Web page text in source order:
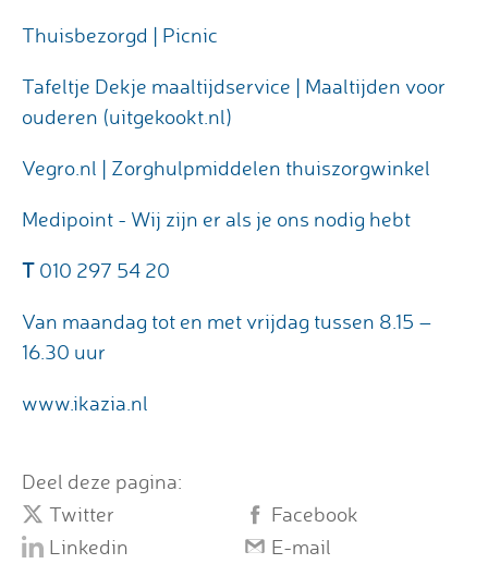
Thuisbezorgd | Picnic
Tafeltje Dekje maaltijdservice | Maaltijden voor
ouderen (uitgekookt.nl)
Vegro.nl | Zorghulpmiddelen thuiszorgwinkel
Medipoint - Wij zijn er als je ons nodig hebt
T 010 297 54 20
Van maandag tot en met vrijdag tussen 8.15 –
16.30 uur
www.ikazia.nl
Deel deze pagina:
Twitter
Facebook
Linkedin
E-mail